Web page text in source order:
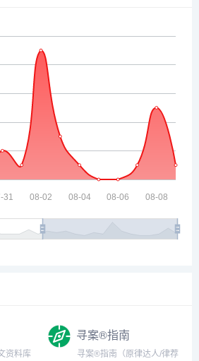
资料库
寻案®指南
寻案®指南（原律达人/律荐